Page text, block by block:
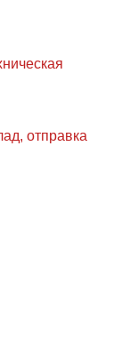
отправка